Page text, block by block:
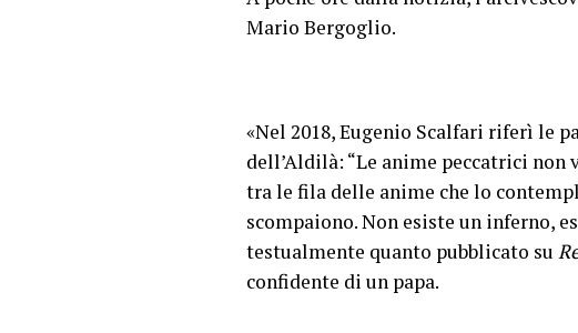
Mario Bergoglio.
«Nel 2018, Eugenio Scalfari riferì le
dell’Aldilà: “Le anime peccatrici
tra le fila delle anime che lo
scompaiono. Non esiste un inferno,
testualmente quanto pubblicato su
confidente di un papa.